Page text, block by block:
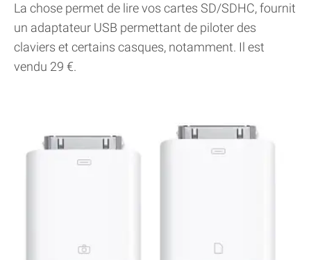
La chose permet de lire vos cartes SD/SDHC, fournit
un adaptateur USB permettant de piloter des
claviers et certains casques, notamment. Il est
vendu 29 €.